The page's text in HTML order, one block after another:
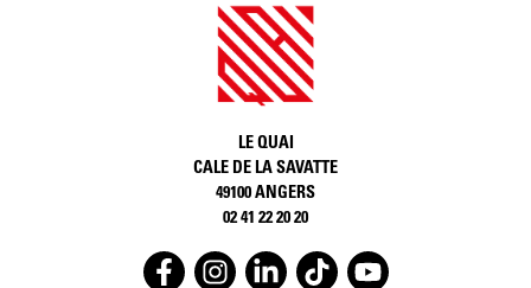
LE QUAI
CALE DE LA SAVATTE
49100 ANGERS
02 41 22 20 20